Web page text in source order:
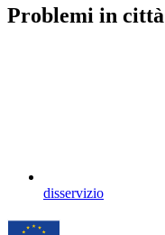
Problemi in città
disservizio